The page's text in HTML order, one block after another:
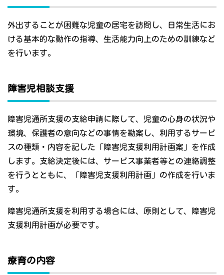
外出することが困難な児童の居宅を訪問し、日常生活にお
ける基本的な動作の指導、生活能力向上のための訓練など
を行います。
障害児相談支援
障害児通所支援の支給申請に際して、児童の心身の状況や
環境、保護者の意向などの事情を勘案し、利用するサービ
スの種類・内容を記した「障害児支援利用計画案」を作成
します。支給決定後には、サービス事業者等との連絡調整
を行うとともに、「障害児支援利用計画」の作成を行いま
す。
障害児通所支援を利用する場合には、原則として、障害児
支援利用計画が必要です。
療育の内容